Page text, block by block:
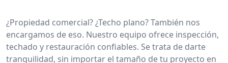
¿Propiedad comercial? ¿Techo plano? También nos
encargamos de eso. Nuestro equipo ofrece inspección,
techado y restauración confiables. Se trata de darte
tranquilidad, sin importar el tamaño de tu proyecto en